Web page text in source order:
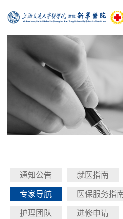
通知公告 就医指南
专家导航
医保服务指
护理团队
进修申请